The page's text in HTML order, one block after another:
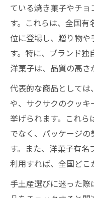
ている焼き菓子やチ
す。これらは、全国
位に登場し、贈り物や
す。特に、ブランド
洋菓子は、品質の高さ
代表的な商品としては
や、サクサクのクッ
挙げられます。これ
でなく、パッケージ
す。また、洋菓子有名
利用すれば、全国どこ
手土産選びに迷った